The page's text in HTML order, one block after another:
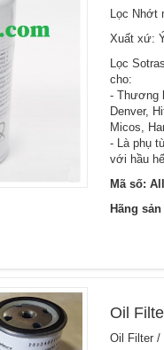
Lọc Nhớt
Xuất xứ:
Lọc
cho:
- Thương
Denver,
Micos,
- Là phụ
với hầu
Mã số: All
Hãng
Oil
Oil Filter /